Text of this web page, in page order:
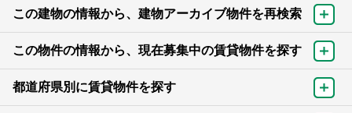
この建物の情報から、建物アーカイブ物件を再検索
この物件の情報から、現在募集中の賃貸物件を探す
都道府県別に賃貸物件を探す